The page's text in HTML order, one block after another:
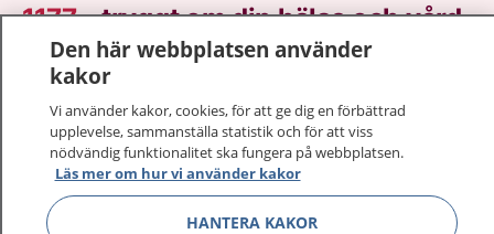
1177–tryggt om din hälsa och vård
På 1177.se får du råd om hälsa och information om
Logga in för att läsa din journal och göra dina
vårdärenden. Ring telefonnummer 1177 för
sjukvårdsrådgivning dygnet runt.
1177 ger dig råd när du vill må bättre.
Den här webbplatsen använder
kakor
Vi använder kakor, cookies, för att ge dig en förbättrad
upplevelse, sammanställa statistik och för att viss
nödvändig funktionalitet ska fungera på webbplatsen.
Läs mer om hur vi använder kakor
HANTERA KAKOR